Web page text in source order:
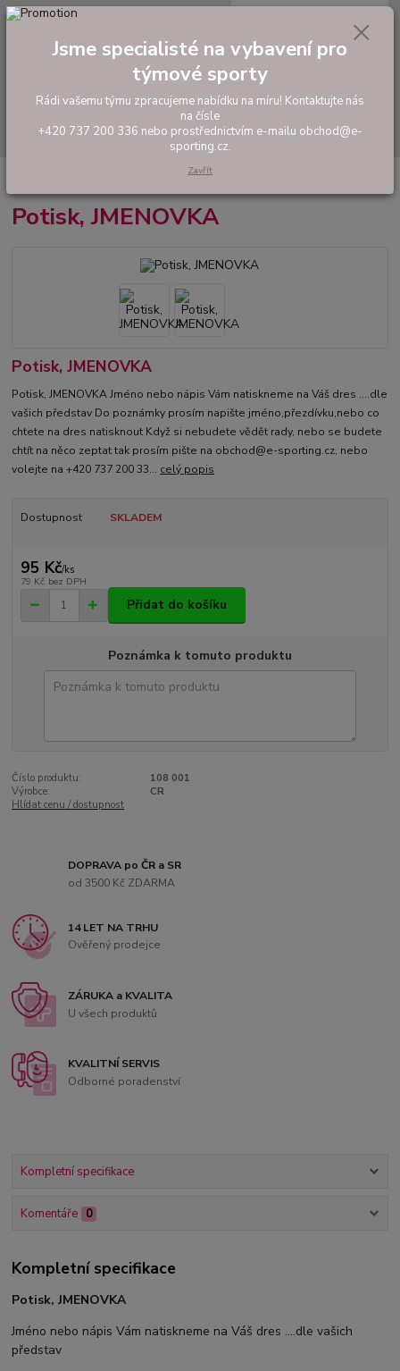
Hledat
tel: +420 737 200 336
0,00 Kč
Potisk, JMENOVKA
Potisk, JMENOVKA
Potisk, JMENOVKA Jméno nebo nápis Vám natiskneme na Váš dres ....dle
vašich představ Do poznámky prosím napište jméno,přezdívku,nebo co
chtete na dres natisknout Když si nebudete vědět rady, nebo se budete
chtít na něco zeptat tak prosím pište na obchod@e-sporting.cz, nebo
volejte na +420 737 200 33... celý popis
Dostupnost SKLADEM
95 Kč/ks
79 Kč bez DPH
Přidat do košíku
Poznámka k tomuto produktu
Číslo produktu:
108 001
Výrobce:
CR
Hlídat cenu / dostupnost
DOPRAVA po ČR a SR
od 3500 Kč ZDARMA
14 LET NA TRHU
Ověřený prodejce
ZÁRUKA a KVALITA
U všech produktů
KVALITNÍ SERVIS
Odborné poradenství
Kompletní specifikace
Komentáře 0
Kompletní specifikace
Potisk, JMENOVKA
Jméno nebo nápis Vám natiskneme na Váš dres ....dle vašich
představ
Jsme specialisté na vybavení pro
týmové sporty
Rádi vašemu týmu zpracujeme nabídku na míru! Kontaktujte nás
na čísle
+420 737 200 336 nebo prostřednictvím e-mailu obchod@e-
sporting.cz.
Zavřít